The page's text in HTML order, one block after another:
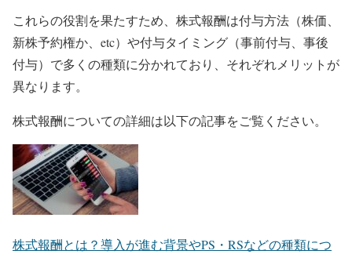
これらの役割を果たすため、株式報酬は付与方法（株価、
新株予約権か、etc）や付与タイミング（事前付与、事後
付与）で多くの種類に分かれており、それぞれメリットが
異なります。
株式報酬についての詳細は以下の記事をご覧ください。
株式報酬とは？導入が進む背景やPS・RSなどの種類につ